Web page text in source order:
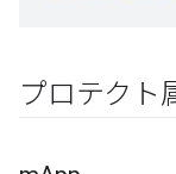
プロテクト